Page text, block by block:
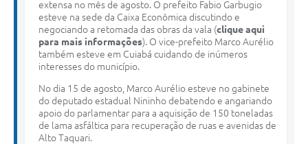
extensa no mês de agosto. O prefeito Fabio Garbugio
esteve na sede da Caixa Econômica discutindo e
negociando a retomada das obras da vala (clique aqui
para mais informações). O vice-prefeito Marco Aurélio
também esteve em Cuiabá cuidando de inúmeros
interesses do município.
No dia 15 de agosto, Marco Aurélio esteve no gabinete
do deputado estadual Nininho debatendo e angariando
apoio do parlamentar para a aquisição de 150 toneladas
de lama asfáltica para recuperação de ruas e avenidas de
Alto Taquari.